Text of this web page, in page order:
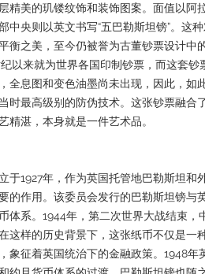
精美的玑镂纹饰和装饰图案。面值以阿
中央则以英文书写“五巴勒斯坦镑”。这
衡之美，至今仍被誉为古董钞票设计中
以来就为世界各国印制钞票，而这套钞
全息图和变色油墨尚未出现，因此，如
时最高级别的防伪技术。这张钞票融合
精湛，本身就是一件艺术品。
于1927年，作为英国托管地巴勒斯坦和
的作用。该委员会发行的巴勒斯坦镑与
体系。1944年，第二次世界大战结束，
这样的历史背景下，这张纸币不仅是一
象征着英国统治下的金融政策。1948年